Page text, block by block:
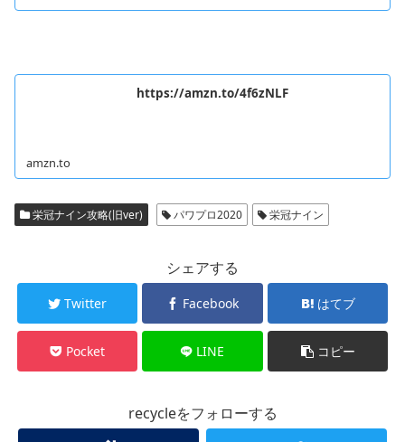
https://amzn.to/4f6zNLF
amzn.to
栄冠ナイン攻略(旧ver) パワプロ2020 栄冠ナイン
シェアする
Twitter Facebook はてブ
Pocket LINE コピー
recycleをフォローする